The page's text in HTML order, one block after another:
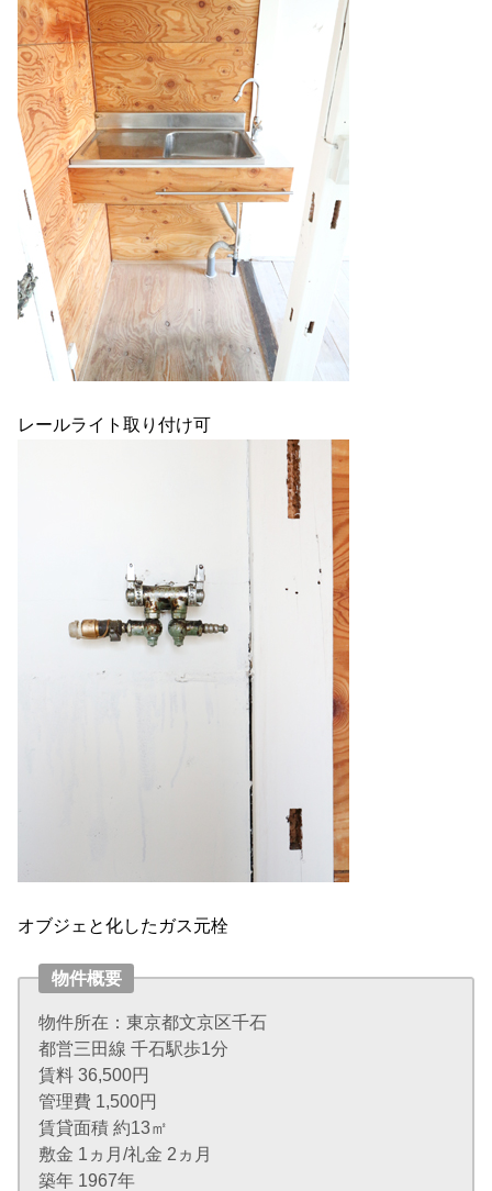
レールライト取り付け可
オブジェと化したガス元栓
物件概要
物件所在：東京都文京区千石
都営三田線 千石駅歩1分
賃料 36,500円
管理費 1,500円
賃貸面積 約13㎡
敷金 1ヵ月/礼金 2ヵ月
築年 1967年